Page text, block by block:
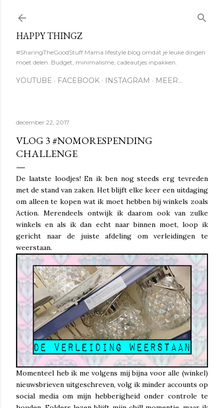
HAPPY THINGZ
#SharingTheGoodStuff Mama lifestyle blog omdat je leuke dingen
moet delen. Budget, minimalisme, cadeautjes inpakken.
YOUTUBE FACEBOOK INSTAGRAM MEER…
december 22, 2017
VLOG 3 #NOMORESPENDING
CHALLENGE
De laatste loodjes! En ik ben nog steeds erg tevreden
met de stand van zaken. Het blijft elke keer een uitdaging
om alleen te kopen wat ik moet hebben bij winkels zoals
Action. Merendeels ontwijk ik daarom ook van zulke
winkels en als ik dan echt naar binnen moet, loop ik
gericht naar de juiste afdeling om verleidingen te
weerstaan.
Momenteel heb ik me volgens mij bijna voor alle (winkel)
nieuwsbrieven uitgeschreven, volg ik minder accounts op
social media om mijn hebberigheid onder controle te